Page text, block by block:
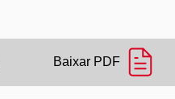
Baixar PDF